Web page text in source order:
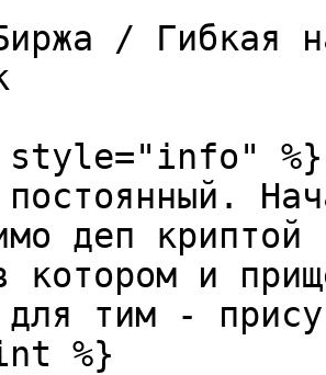
/ Гибкая
%}
деп
котором и
для тим -
%}